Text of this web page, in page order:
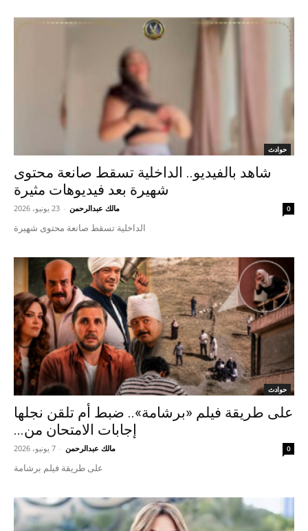
حوادث
شاهد بالفيديو.. الداخلية تسقط صانعة محتوى
شهيرة بعد فيديوهات مثيرة
مالك عبدالرحمن - 23 يونيو، 2026 0
الداخلية تسقط صانعة محتوى شهيرة
حوادث
على طريقة فيلم «برشامة».. ضبط أم تلقن نجلها
إجابات الامتحان من...
مالك عبدالرحمن - 7 يونيو، 2026 0
على طريقة فيلم برشامة